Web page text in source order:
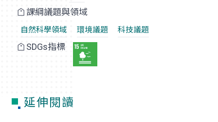
課綱議題與領域
自然科學領域 環境議題 科技議題
SDGs指標
延伸閱讀